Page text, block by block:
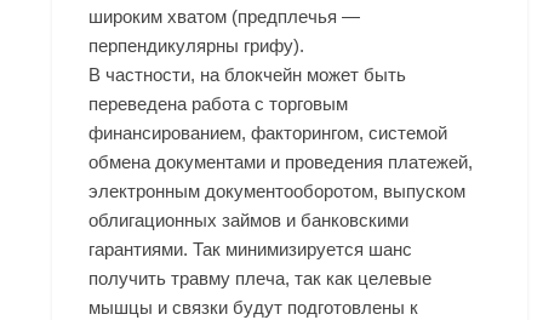
широким хватом (предплечья —
перпендикулярны грифу).
В частности, на блокчейн может быть
переведена работа с торговым
финансированием, факторингом, системой
обмена документами и проведения платежей,
электронным документооборотом, выпуском
облигационных займов и банковскими
гарантиями. Так минимизируется шанс
получить травму плеча, так как целевые
мышцы и связки будут подготовлены к